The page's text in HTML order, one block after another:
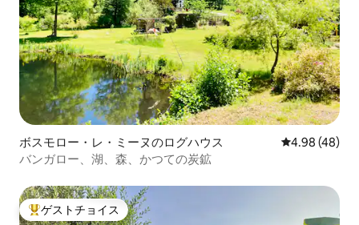
ボスモロー・レ・ミーヌのログハウス レビュー48
4.98 (48)
バンガロー、湖、森、かつての炭鉱
大好評のゲストチョイスです。
ゲストチョイス